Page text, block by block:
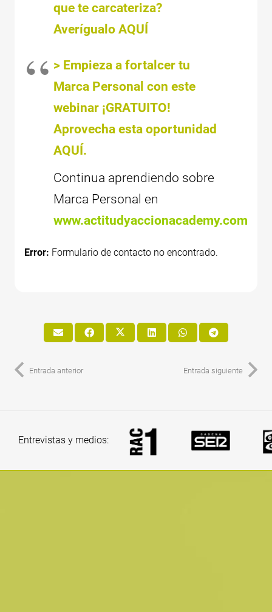
que te carcateriza?
Averígualo AQUÍ
> Empieza a fortalcer tu
Marca Personal con este
webinar ¡GRATUITO!
Aprovecha esta oportunidad
AQUÍ.
Continua aprendiendo sobre
Marca Personal en
www.actitudyaccionacademy.com
Error: Formulario de contacto no encontrado.
Entrada anterior Entrada siguiente
Entrevistas y medios: